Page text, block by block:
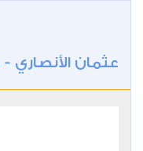
عثمان